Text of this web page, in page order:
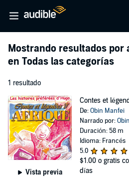
Mostrando resultados por
en Todas las categorías
1 resultado
Vista previa
Contes et
De:Obin Manfei
Narrado por:
Duración: 58 m
Idioma: Francés
5.0
$1.00 o gratis
días